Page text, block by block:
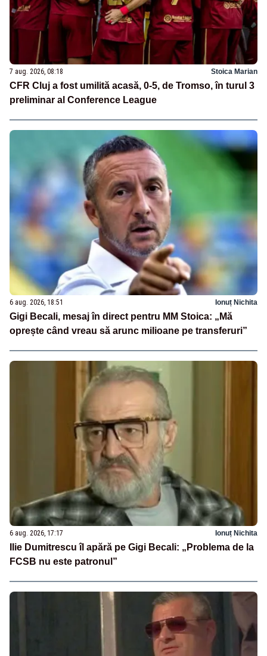
7 aug. 2026, 08:18 Stoica Marian
CFR Cluj a fost umilită acasă, 0-5, de Tromso, în turul 3
preliminar al Conference League
6 aug. 2026, 18:51 Ionuț Nichita
Gigi Becali, mesaj în direct pentru MM Stoica: „Mă
oprește când vreau să arunc milioane pe transferuri”
6 aug. 2026, 17:17 Ionuț Nichita
Ilie Dumitrescu îl apără pe Gigi Becali: „Problema de la
FCSB nu este patronul”